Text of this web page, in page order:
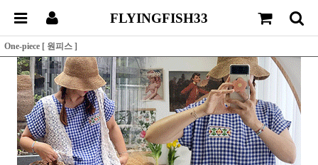
FLYINGFISH33
One-piece [ 원피스 ]